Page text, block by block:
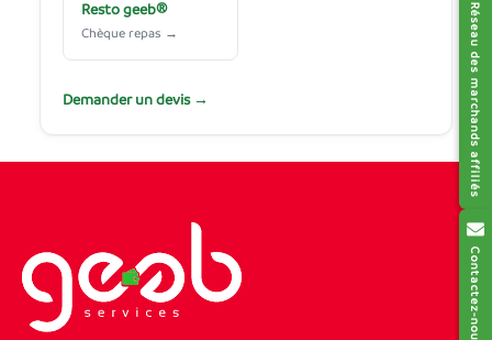
Réseau des marchands affiliés
Contactez-nous
Resto geeb®
Chèque repas →
Demander un devis →